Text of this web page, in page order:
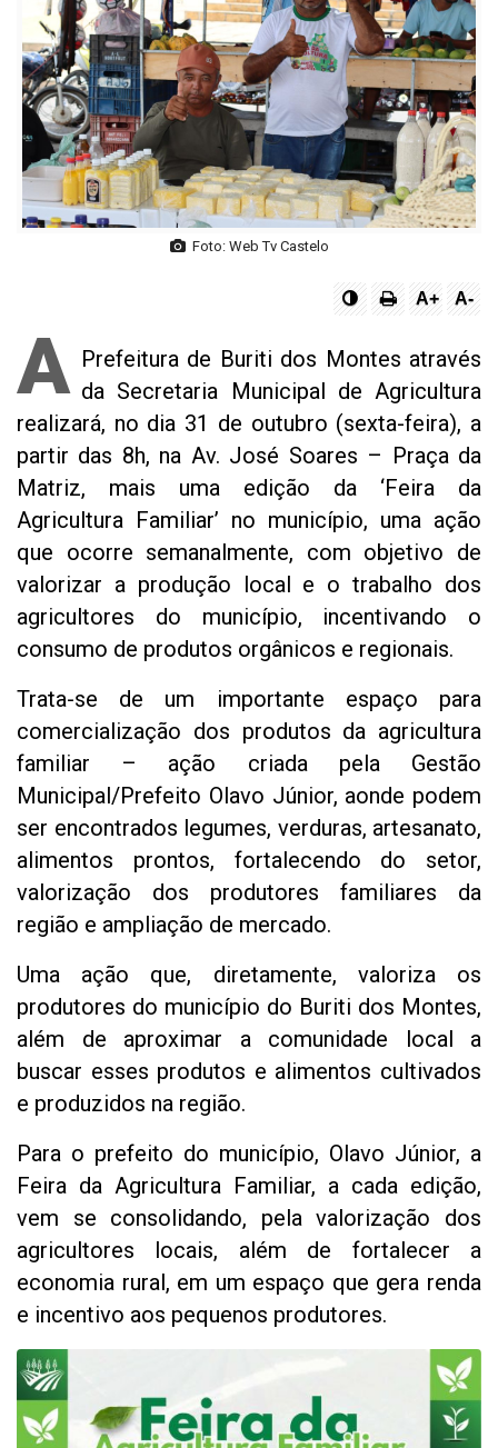
Foto: Web Tv Castelo
A+ A-
A Prefeitura de Buriti dos Montes através
da Secretaria Municipal de Agricultura
realizará, no dia 31 de outubro (sexta-feira), a
partir das 8h, na Av. José Soares – Praça da
Matriz, mais uma edição da ‘Feira da
Agricultura Familiar’ no município, uma ação
que ocorre semanalmente, com objetivo de
valorizar a produção local e o trabalho dos
agricultores do município, incentivando o
consumo de produtos orgânicos e regionais.
Trata-se de um importante espaço para
comercialização dos produtos da agricultura
familiar – ação criada pela Gestão
Municipal/Prefeito Olavo Júnior, aonde podem
ser encontrados legumes, verduras, artesanato,
alimentos prontos, fortalecendo do setor,
valorização dos produtores familiares da
região e ampliação de mercado.
Uma ação que, diretamente, valoriza os
produtores do município do Buriti dos Montes,
além de aproximar a comunidade local a
buscar esses produtos e alimentos cultivados
e produzidos na região.
Para o prefeito do município, Olavo Júnior, a
Feira da Agricultura Familiar, a cada edição,
vem se consolidando, pela valorização dos
agricultores locais, além de fortalecer a
economia rural, em um espaço que gera renda
e incentivo aos pequenos produtores.